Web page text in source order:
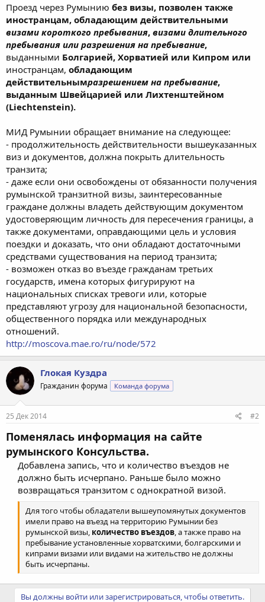
Проезд через Румынию без визы, позволен также
иностранцам, обладающим действительными
визами короткого пребывания, визами длительного
пребывания или разрешения на пребывание,
выданными Болгарией, Хорватией или Кипром или
иностранцам, обладающим
действительнымразрешением на пребывание,
выданным Швейцарией или Лихтенштейном
(Liechtenstein).
МИД Румынии обращает внимание на следующее:
- продолжительность действительности вышеуказанных
виз и документов, должна покрыть длительность
транзита;
- даже если они освобождены от обязанности получения
румынской транзитной визы, заинтересованные
граждане должны владеть действующим документом
удостоверяющим личность для пересечения границы, а
также документами, оправдающими цель и условия
поездки и доказать, что они обладают достаточными
средствами существования на период транзита;
- возможен отказ во въезде гражданам третьих
государств, имена которых фигурируют на
национальных списках тревоги или, которые
представляют угрозу для национальной безопасности,
общественного порядка или международных
отношений.
http://moscova.mae.ro/ru/node/572
Глокая Куздра
Гражданин форума Команда форума
25 Дек 2014 #2
Поменялась информация на сайте
румынского Консульства.
Добавлена запись, что и количество въездов не
должно быть исчерпано. Раньше было можно
возвращаться транзитом с однократной визой.
Для того чтобы обладатели вышеупомянутых документов
имели право на въезд на территорию Румынии без
румынской визы, количество въездов , а также право на
пребывание установленные хорватскими, болгарскими и
кипрами визами или видами на жительство не должны
быть исчерпаны.
Вы должны войти или зарегистрироваться, чтобы ответить.